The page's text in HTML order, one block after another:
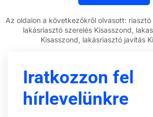
Az oldalon a következőkről olvasott: riasztó
lakásriasztó szerelés Kisasszond,
Kisasszond, lakásriasztó javítás
Iratkozzon fel
hírlevelünkre